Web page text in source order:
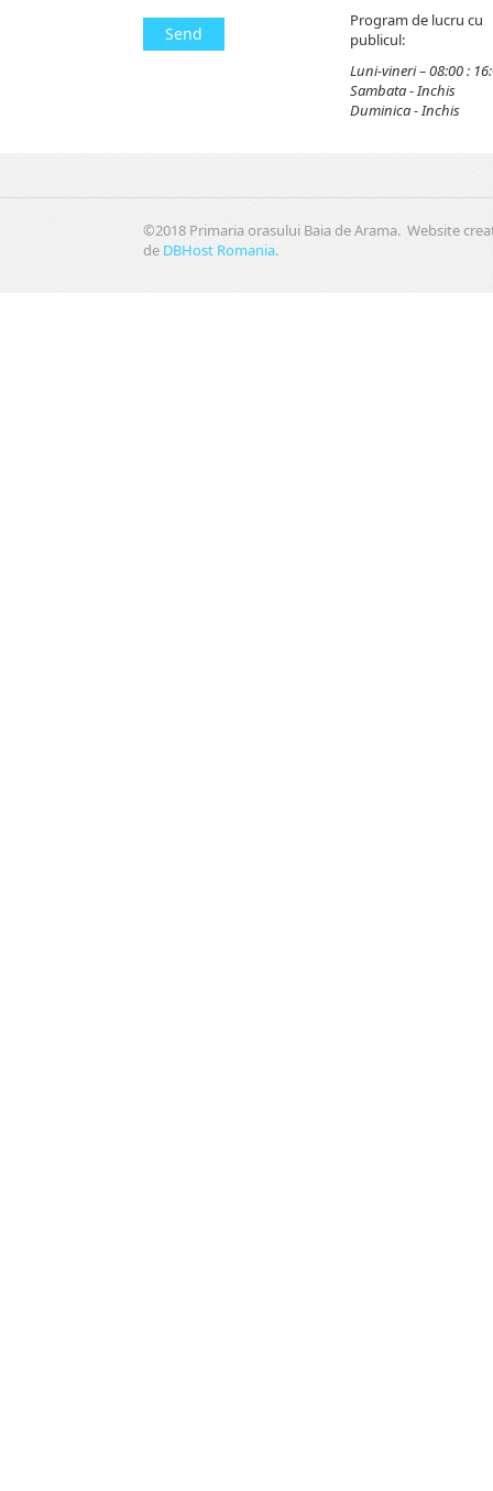
Send
Program de lucru cu
publicul:
Luni-vineri – 08:00 :
Sambata - Inchis
Duminica - Inchis
©2018 Primaria orasului Baia de Arama. Website
de DBHost Romania.